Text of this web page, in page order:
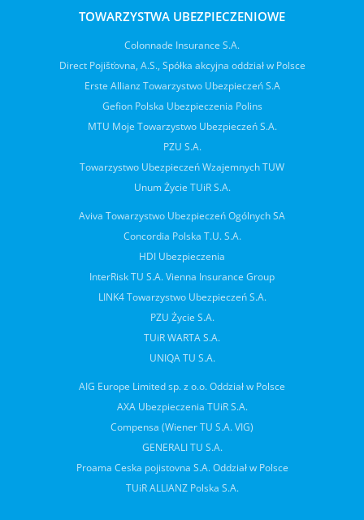
TOWARZYSTWA UBEZPIECZENIOWE
Colonnade Insurance S.A.
Direct Pojišťovna, A.S., Spółka akcyjna oddział w Polsce
Erste Allianz Towarzystwo Ubezpieczeń S.A
Gefion Polska Ubezpieczenia Polins
MTU Moje Towarzystwo Ubezpieczeń S.A.
PZU S.A.
Towarzystwo Ubezpieczeń Wzajemnych TUW
Unum Życie TUiR S.A.
Aviva Towarzystwo Ubezpieczeń Ogólnych SA
Concordia Polska T.U. S.A.
HDI Ubezpieczenia
InterRisk TU S.A. Vienna Insurance Group
LINK4 Towarzystwo Ubezpieczeń S.A.
PZU Życie S.A.
TUiR WARTA S.A.
UNIQA TU S.A.
AIG Europe Limited sp. z o.o. Oddział w Polsce
AXA Ubezpieczenia TUiR S.A.
Compensa (Wiener TU S.A. VIG)
GENERALI TU S.A.
Proama Ceska pojistovna S.A. Oddział w Polsce
TUiR ALLIANZ Polska S.A.